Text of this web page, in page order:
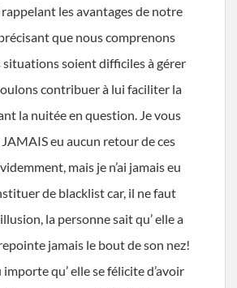
les avantages de notre
que nous comprenons
situations soient difficiles à gérer
contribuer à lui faciliter la
la nuitée en question. Je vous
JAMAIS eu aucun retour de ces
mais je n’ai jamais eu
de blacklist car, il ne faut
la personne sait qu’ elle a
jamais le bout de son nez!
qu’ elle se félicite d’avoir